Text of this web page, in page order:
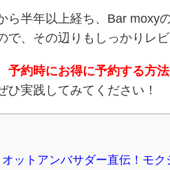
ら半年以上経ち、Bar moxy
で、その辺りもしっかりレビ
予約時にお得に予約する方
ひ実践してみてください！
オットアンバサダー直伝！モ